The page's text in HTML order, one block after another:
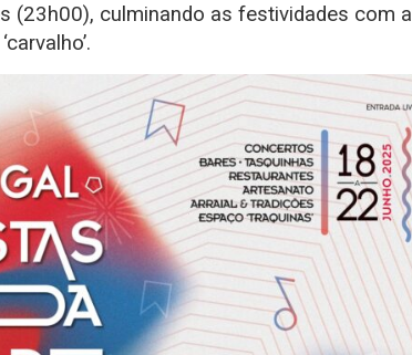
(23h00), culminando as festividades com a